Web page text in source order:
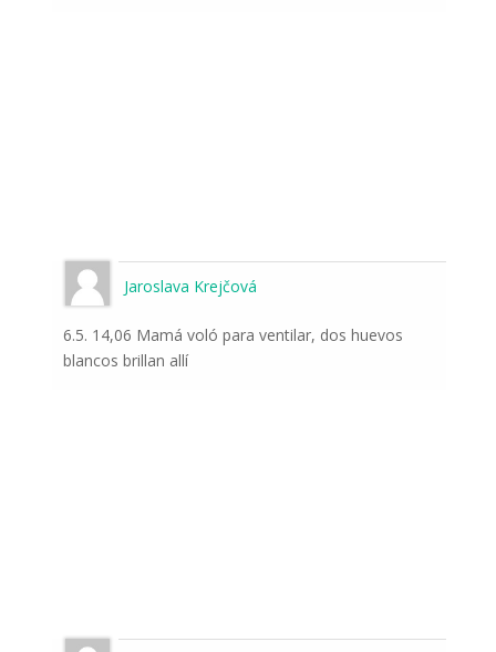
Jaroslava Krejčová
6.5. 14,06 Mamá voló para ventilar, dos huevos
blancos brillan allí